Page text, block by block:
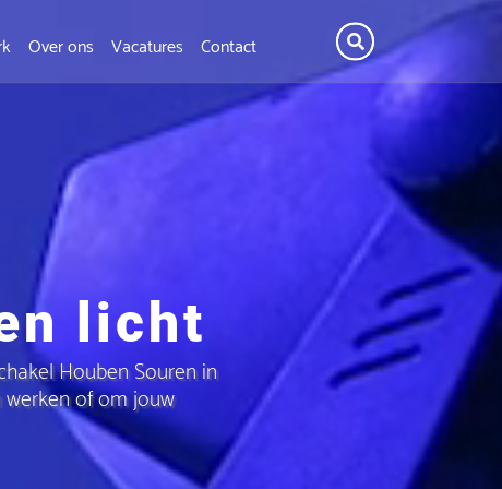
Over ons Vacatures Contact
licht
Houben Souren in
of om jouw